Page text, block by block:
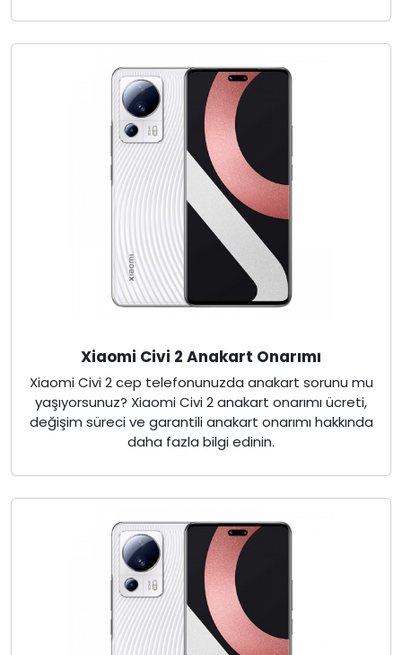
Xiaomi Civi 2 Anakart Onarımı
Xiaomi Civi 2 cep telefonunuzda anakart sorunu mu
yaşıyorsunuz? Xiaomi Civi 2 anakart onarımı ücreti,
değişim süreci ve garantili anakart onarımı hakkında
daha fazla bilgi edinin.